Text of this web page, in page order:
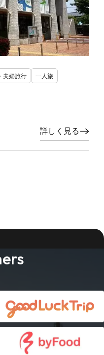
夫婦旅行
一人旅
詳しく見る